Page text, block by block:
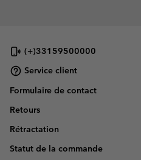
(+)33159500000
Service client
Formulaire de contact
Retours
Rétractation
Statut de la commande